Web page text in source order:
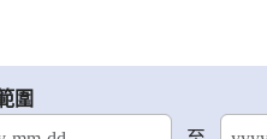
圍